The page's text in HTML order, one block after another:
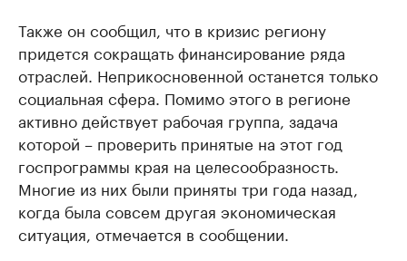
Также он сообщил, что в кризис региону
придется сокращать финансирование ряда
отраслей. Неприкосновенной останется только
социальная сфера. Помимо этого в регионе
активно действует рабочая группа, задача
которой – проверить принятые на этот год
госпрограммы края на целесообразность.
Многие из них были приняты три года назад,
когда была совсем другая экономическая
ситуация, отмечается в сообщении.